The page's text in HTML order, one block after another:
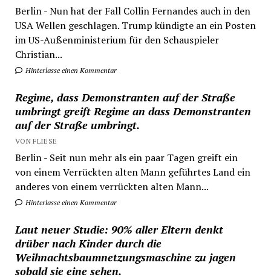
Berlin - Nun hat der Fall Collin Fernandes auch in den
USA Wellen geschlagen. Trump kündigte an ein Posten
im US-Außenministerium für den Schauspieler
Christian...
Hinterlasse einen Kommentar
Regime, dass Demonstranten auf der Straße
umbringt greift Regime an dass Demonstranten
auf der Straße umbringt.
VON FLIESE
Berlin - Seit nun mehr als ein paar Tagen greift ein
von einem Verrückten alten Mann geführtes Land ein
anderes von einem verrückten alten Mann...
Hinterlasse einen Kommentar
Laut neuer Studie: 90% aller Eltern denkt
drüber nach Kinder durch die
Weihnachtsbaumnetzungsmaschine zu jagen
sobald sie eine sehen.